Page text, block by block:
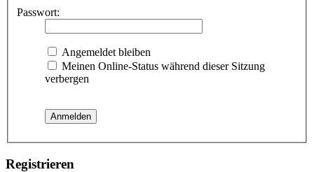
Passwort:
Angemeldet bleiben
Meinen Online-Status während dieser Sitzung
verbergen
Registrieren